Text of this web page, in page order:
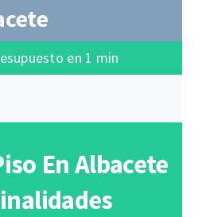
en 1 min
En Albacete